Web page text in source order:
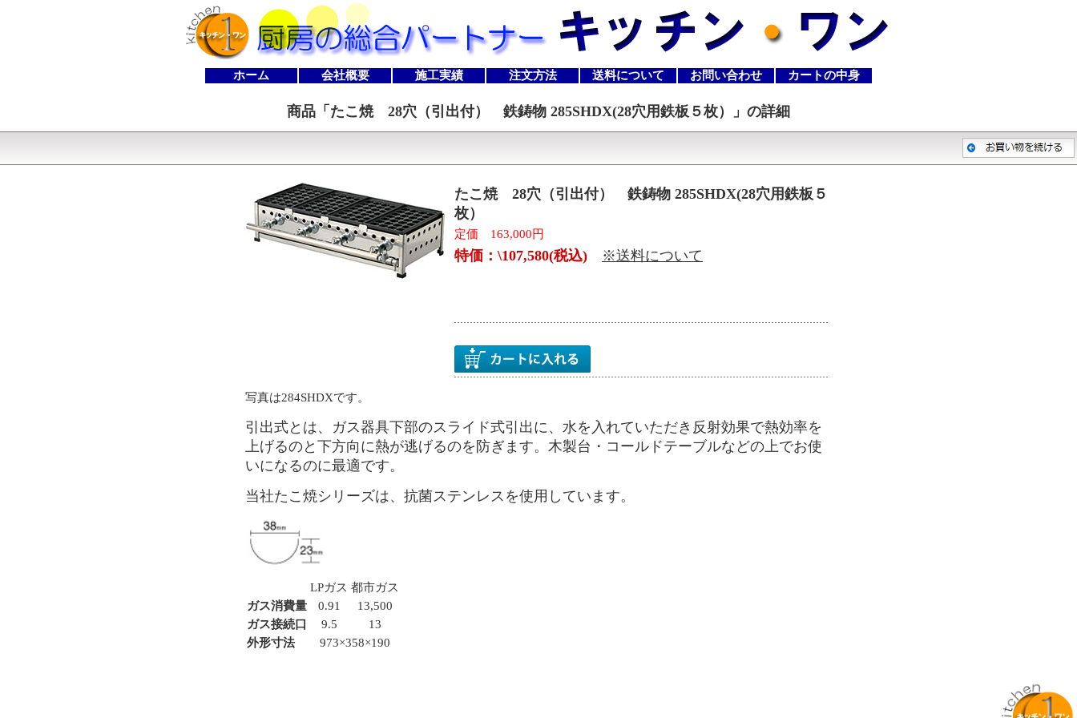
ホーム 会社概要 施工実績 注文方法 送料について お問い合わせ カートの中身
商品「 たこ焼 28穴（引出付） 鉄鋳物 285SHDX(28穴用鉄板５枚） 」の詳細
たこ焼 28穴（引出付） 鉄鋳物 285SHDX(28穴用鉄板５
枚）
定価 163,000円
特価：\107,580(税込) ※送料について
写真は284SHDXです。
引出式とは、ガス器具下部のスライド式引出に、水を入れていただき反射効果で熱効率を
上げるのと下方向に熱が逃げるのを防ぎます。木製台・コールドテーブルなどの上でお使
いになるのに最適です。
当社たこ焼シリーズは、抗菌ステンレスを使用しています。
LPガス 都市ガス
ガス消費量
0.91
13,500
ガス接続口
9.5
13
外形寸法
973×358×190